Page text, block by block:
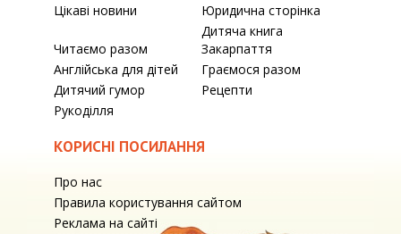
Цікаві новини
Юридична сторінка
Читаємо разом
Дитяча книга
Закарпаття
Англійська для дітей
Граємося разом
Дитячий гумор
Рецепти
Рукоділля
КОРИСНІ ПОСИЛАННЯ
Про нас
Правила користування сайтом
Реклама на сайті